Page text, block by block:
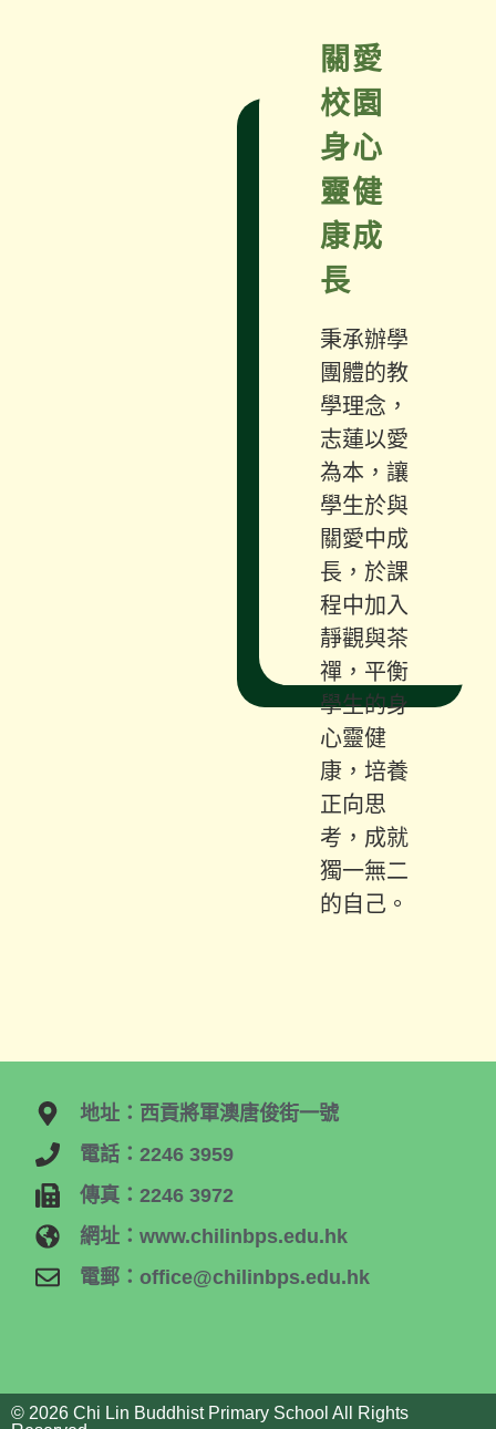
關愛
校園
身心
靈健
康成
長
秉承辦學
團體的教
學理念，
志蓮以愛
為本，讓
學生於與
關愛中成
長，於課
程中加入
靜觀與茶
禪，平衡
學生的身
心靈健
康，培養
正向思
考，成就
獨一無二
的自己。
地址：西貢將軍澳唐俊街一號
電話：2246 3959
傳真：2246 3972
網址：www.chilinbps.edu.hk
電郵：office@chilinbps.edu.hk
© 2026 Chi Lin Buddhist Primary School All Rights